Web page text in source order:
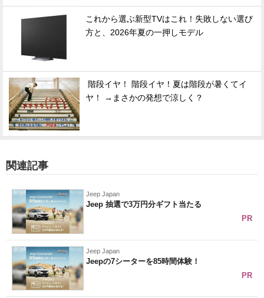
これから選ぶ新型TVはこれ！失敗しない選び
方と、2026年夏の一押しモデル
階段イヤ！ 階段イヤ！夏は階段が暑くてイ
ヤ！ →まさかの発想で涼しく？
関連記事
Jeep Japan
Jeep 抽選で3万円分ギフト当たる
PR
Jeep Japan
Jeepの7シーターを85時間体験！
PR